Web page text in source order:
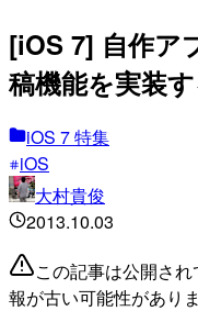
[iOS 7] 自作ア
稿機能を実装
iOS 7 特集
iOS
大村貴俊
2013.10.03
この記事は公開さ
報が古い可能性があり